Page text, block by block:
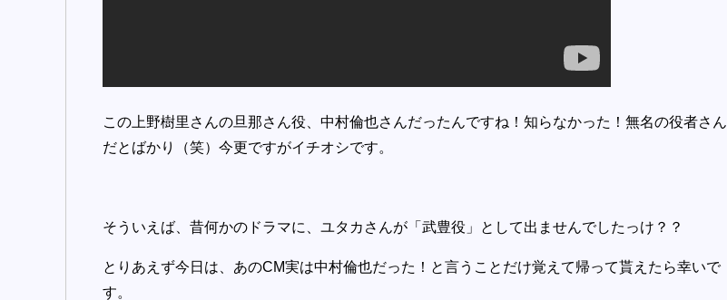
この上野樹里さんの旦那さん役、中村倫也さんだったんですね！知らなかった！無名の役者さん
だとばかり（笑）今更ですがイチオシです。
そういえば、昔何かのドラマに、ユタカさんが「武豊役」として出ませんでしたっけ？？
とりあえず今日は、あのCM実は中村倫也だった！と言うことだけ覚えて帰って貰えたら幸いで
す。